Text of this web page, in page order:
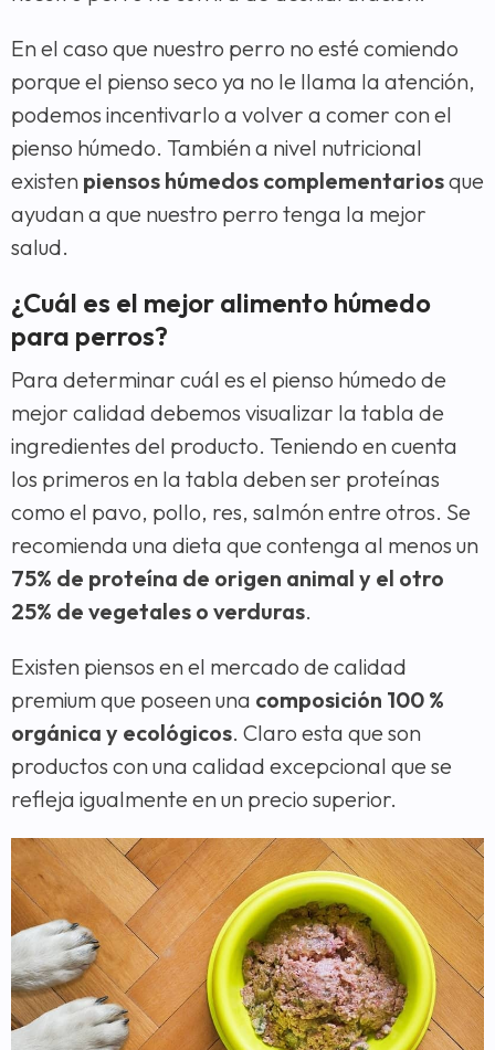
En el caso que nuestro perro no esté comiendo
porque el pienso seco ya no le llama la atención,
podemos incentivarlo a volver a comer con el
pienso húmedo. También a nivel nutricional
existen piensos húmedos complementariosque
ayudan a que nuestro perro tenga la mejor
salud.
¿Cuál es el mejor alimento húmedo
para perros?
Para determinar cuál es el pienso húmedo de
mejor calidad debemos visualizar la tabla de
ingredientes del producto. Teniendo en cuenta
los primeros en la tabla deben ser proteínas
como el pavo, pollo, res, salmón entre otros. Se
recomienda una dieta que contenga al menos un
75% de proteína de origen animal y el otro
25% de vegetales o verduras.
Existen piensos en el mercado de calidad
premium que poseen una composición 100 %
orgánica y ecológicos. Claro esta que son
productos con una calidad excepcional que se
refleja igualmente en un precio superior.